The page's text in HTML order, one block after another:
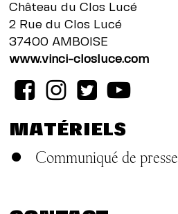
Château du Clos Lucé
2 Rue du Clos Lucé
37400 AMBOISE
www.vinci-closluce.com
MATÉRIELS
Communiqué de presse